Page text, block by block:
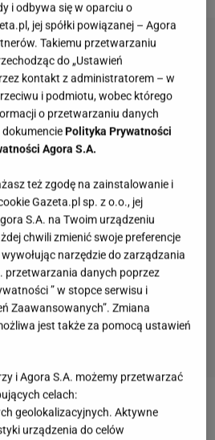
powinien znać każdy. Na
nielicznych
i odbywa się w oparciu o
jej spółki powiązanej – Agora
Takiemu przetwarzaniu
do „Ustawień
kontakt z administratorem – w
i podmiotu, wobec którego
o przetwarzaniu danych
Polityka Prywatności
Agora S.A.
też zgodę na zainstalowanie i
Gazeta.pl sp. z o.o., jej
S.A. na Twoim urządzeniu
chwili zmienić swoje preferencje
narzędzie do zarządzania
przetwarzania danych poprzez
” w stopce serwisu i
Zaawansowanych”. Zmiana
jest także za pomocą ustawień
i Agora S.A. możemy przetwarzać
celach:
geolokalizacyjnych. Aktywne
urządzenia do celów